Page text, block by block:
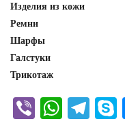
Изделия из кожи
Ремни
Шарфы
Галстуки
Трикотаж
Viber